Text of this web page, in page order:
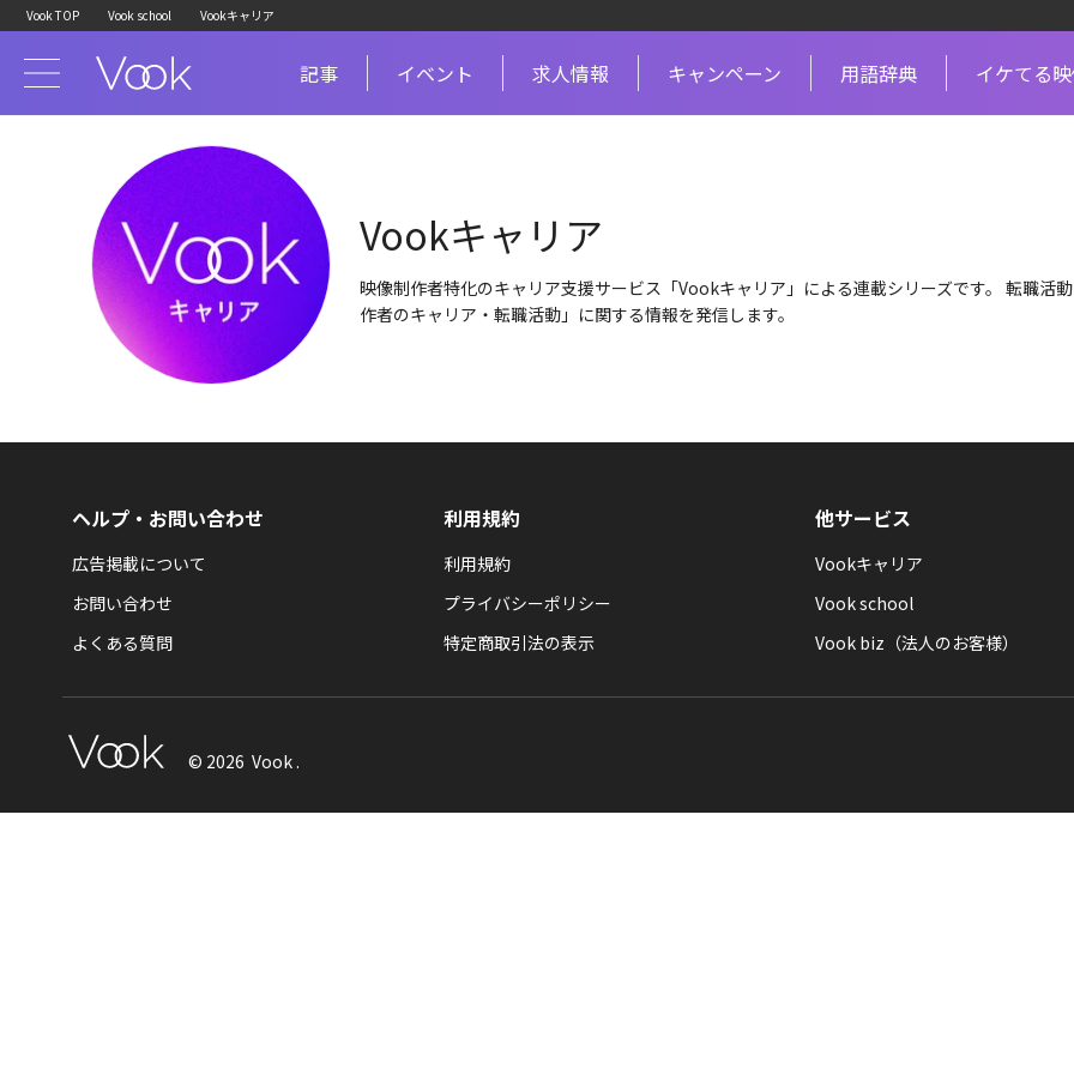
Vook TOP Vook school Vookキャリア
記事 イベント 求人情報 キャンペーン 用語辞典 イケてる
Vookキャリア
映像制作者特化のキャリア支援サービス「Vookキャリア」による連載シリーズです。 転職活
作者のキャリア・転職活動」に関する情報を発信します。
ヘルプ・お問い合わせ
広告掲載について
お問い合わせ
よくある質問
利用規約
利用規約
プライバシーポリシー
特定商取引法の表示
他サービス
Vookキャリア
Vook school
Vook biz（法人のお客様）
© 2026 Vook .